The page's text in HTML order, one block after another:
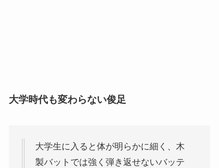
大学時代も変わらない俊足
大学生に入ると体が明らかに細く、木
製バットでは強く弾き返せないバッテ